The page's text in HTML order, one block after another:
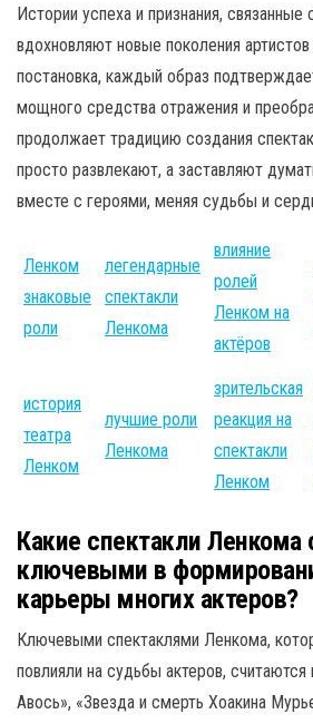
Истории успеха и признания, связанные
вдохновляют новые поколения
постановка, каждый образ
мощного средства отражения и
продолжает традицию создания
просто развлекают, а заставляют
вместе с героями, меняя судьбы и
Ленком
знаковые
роли
легендарные
спектакли
Ленкома
влияние
ролей
Ленком на
актёров
история
театра
Ленком
лучшие роли
Ленкома
зрительская
реакция на
спектакли
Ленком
Какие спектакли Ленкома
ключевыми в
карьеры многих актеров?
Ключевыми спектаклями Ленкома,
повлияли на судьбы актеров,
Авось», «Звезда и смерть Хоакина